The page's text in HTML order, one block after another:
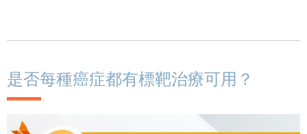
是否每種癌症都有標靶治療可用？